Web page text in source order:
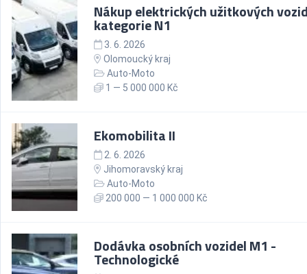
Nákup elektrických užitkových
kategorie N1
3. 6. 2026
Olomoucký kraj
Auto-Moto
1 — 5 000 000 Kč
Ekomobilita II
2. 6. 2026
Jihomoravský kraj
Auto-Moto
200 000 — 1 000 000 Kč
Dodávka osobních vozidel M1 -
Technologické